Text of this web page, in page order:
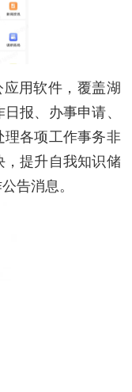
用软件，覆盖湖
报、办事申请、
理各项工作事务非
提升自我知识储
告消息。